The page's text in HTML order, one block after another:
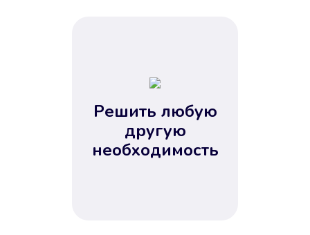
Решить любую
другую
необходимость